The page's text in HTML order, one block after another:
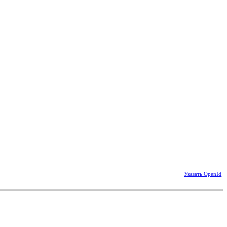
Указать OpenId